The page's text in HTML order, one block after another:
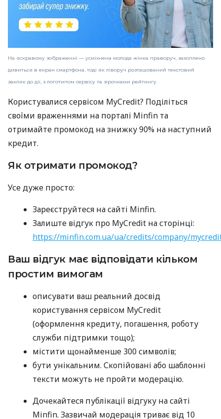
На яскравому зображенні — усміхнена молода жінка праворуч, захоплено
дивиться в екран смартфона, тоді як ліворуч розташований текстовий
заклик до дії, з логотипом сервісу та зірочками рейтингу.
Користувалися сервісом MyCredit? Поділіться
своїми враженнями на порталі Minfin та
отримайте промокод на знижку 90% на наступний
кредит.
Як отримати промокод?
Усе дуже просто:
Зареєструйтеся на сайті Minfin.
Залиште відгук про MyCredit на сторінці:
https://minfin.com.ua/ua/credits/company/
Ваш відгук має відповідати кільком
простим вимогам
описувати ваш реальний досвід
користування сервісом MyCredit
(оформлення кредиту, погашення, роботу
служби підтримки тощо);
містити щонайменше 300 символів;
бути унікальним. Скопійовані або шаблонні
тексти можуть не пройти модерацію.
Дочекайтеся публікації відгуку на сайті
Minfin. Зазвичай модерація триває від 10